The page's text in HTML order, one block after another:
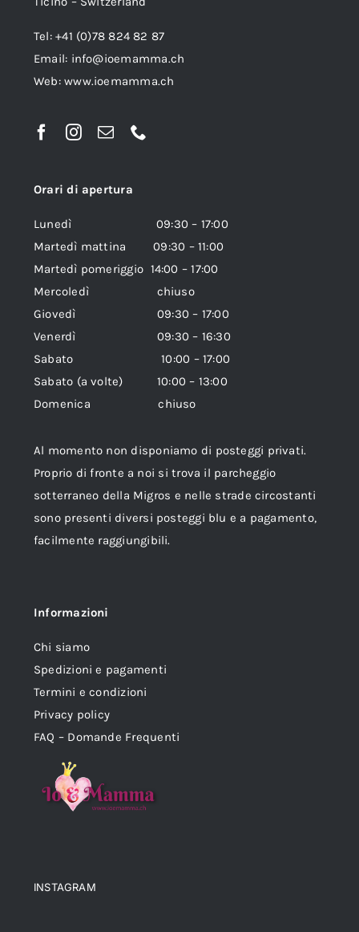
Tel: +41 (0)78 824 82 87
Email: info@ioemamma.ch
Web:www.ioemamma.ch
Orari di apertura
Lunedì 09:30 – 17:00
Martedì mattina 09:30 – 11:00
Martedì pomeriggio 14:00 – 17:00
Mercoledì chiuso
Giovedì 09:30 – 17:00
Venerdì 09:30 – 16:30
Sabato 10:00 – 17:00
Sabato (a volte) 10:00 – 13:00
Domenica chiuso
Al momento non disponiamo di posteggi privati.
Proprio di fronte a noi si trova il parcheggio
sotterraneo della Migros e nelle strade circostanti
sono presenti diversi posteggi blu e a pagamento,
facilmente raggiungibili.
Informazioni
Chi siamo
Spedizioni e pagamenti
Termini e condizioni
Privacy policy
FAQ – Domande Frequenti
INSTAGRAM